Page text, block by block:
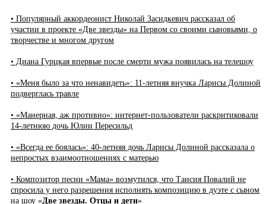
• Популярный аккордеонист Николай Засидкевич рассказал об
участии в проекте «Две звезды» на Первом со своими сыновьями, о
творчестве и многом другом
• Диана Гурцкая впервые после смерти мужа появилась на телешоу
• «Меня было за что ненавидеть»: 11-летняя внучка Ларисы Долиной
подверглась травле
• «Манерная, аж противно»: интернет-пользователи раскритиковали
14-летнюю дочь Юлии Пересильд
• «Всегда ее боялась»: 40-летняя дочь Ларисы Долиной рассказала о
непростых взаимоотношениях с матерью
• Композитор песни «Мама» возмутился, что Таисия Повалий не
спросила у него разрешения исполнять композицию в дуэте с сыном
на шоу «Две звезды. Отцы и дети»